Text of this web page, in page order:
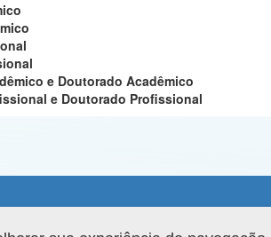
e Doutorado Acadêmico
e Doutorado Profissional